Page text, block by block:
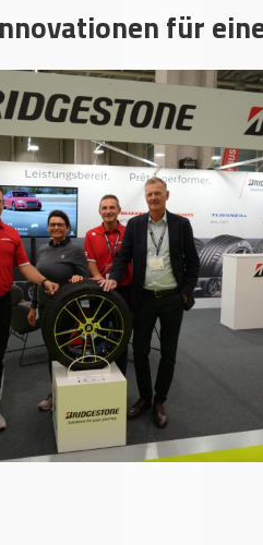
für